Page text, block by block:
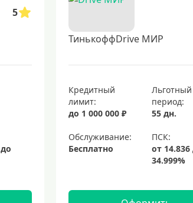
5
ТинькоффDrive МИР
Кредитный
лимит:
до 1 000 000 ₽
Льготный
период:
55 дн.
Обслуживание:
Бесплатно